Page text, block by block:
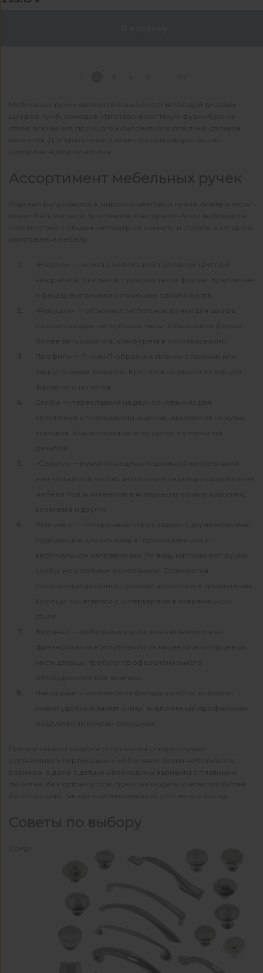
1 4 5 70
Мебельные ручки являются важной составляющей дизайна
шкафов, тумб, комодов. Изготавливают такую фурнитуру из
стали, алюминия, прочного композитного пластика, сплавов
металлов. Для крепления элементов используют винты,
саморезы и другие метизы.
Ассортимент мебельных ручек
Изделия выпускаются в широкой цветовой гамме, поверхность
может быть матовой, блестящей, фактурной. Ручки выбирают в
соответствии с общим интерьером комнаты и стилем, в котором
изготовлена мебель:
«Кнопки» — ножка с небольшой головкой круглой,
квадратной, овальной, произвольной формы. Крепление
к фасаду выполняют с помощью одного болта.
«Ракушки» — объемные мебельные ручки для шкафа,
напоминающие неглубокие чаши. Обтекаемая форма
более эргономична, комфортна в использовании.
Профили — Г- или П-образные планки с прямым или
закругленным захватом. Крепятся на одном из торцов
фасадного полотна.
Скобы — перекладина на двух основаниях для
крепления к поверхности ящиков, шкафчиков на кухне,
комодов. Бывает прямой, изогнутой, с узорчатой
резьбой.
«Серьги» — ручки оснащены подвижной каплевидной
или кольцевой частью, используются для декорирования
мебели под антиквариат в интерьерах в стиле классика,
эклектика и других.
Рейлинги — поперечные перекладины с двумя ножками,
подходящие для монтажа в горизонтальном и
вертикальном направлении. По виду напоминают ручки-
скобы, но с прямым основанием. Отличаются
лаконичным дизайном, универсальностью в применении.
Хорошо сочетаются с интерьерами в современном
стиле.
Врезные — мебельные ручки устанавливаются во
фрезерованные углубления на лицевой или торцевой
части дверцы, требуют профессионального
оборудования для монтажа.
Накладные — крепятся на фасады шкафов, комодов,
имеют удобный захват снизу, аналогичный профильным
моделям или ручкам-ракушкам.
При маленьком радиусе открывания створки лучше
устанавливать вертикальные мебельные ручки небольшого
размера. В доме с детьми необходимы варианты с плавными
линиями, без острых углов. Врезные модели считаются более
безопасными, так как они максимально утоплены в фасад.
Советы по выбору
Среди